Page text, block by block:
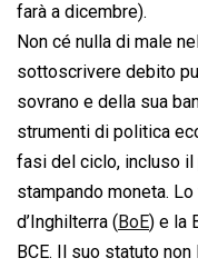
farà a dicembre).
Non cé nulla di male
sottoscrivere debito
sovrano e della sua
strumenti di politica
fasi del ciclo, incluso il
stampando moneta.
d’Inghilterra ( BoE) e la
BCE. Il suo statuto